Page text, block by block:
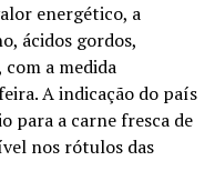
energético, a
ácidos gordos,
a medida
A indicação do país
para a carne fresca de
nos rótulos das